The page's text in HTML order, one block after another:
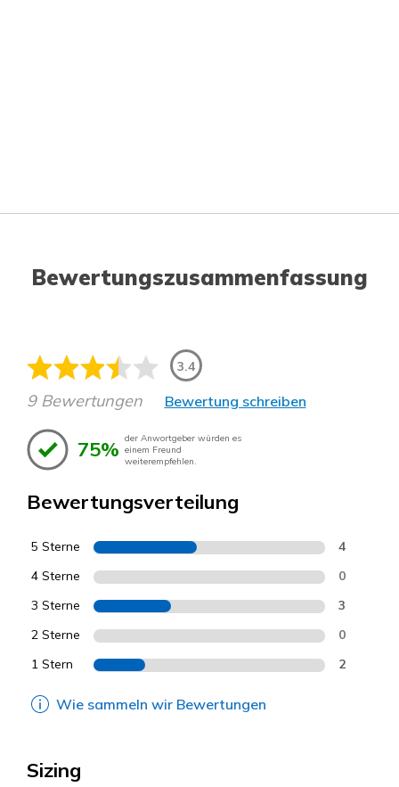
Bewertungszusammenfassung
3.4
9 Bewertungen Bewertung schreiben
75% der Anwortgeber würden es
einem Freund
weiterempfehlen.
Bewertungsverteilung
5 Sterne 4
4 Sterne 0
3 Sterne 3
2 Sterne 0
1 Stern 2
Wie sammeln wir Bewertungen
Sizing